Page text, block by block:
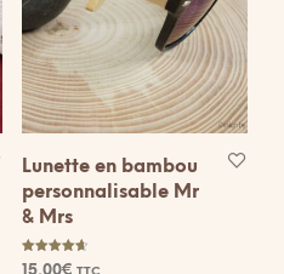
sur
la
page
produit
Lunette en bambou
personnalisable Mr
& Mrs
Note
15,00€